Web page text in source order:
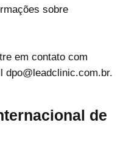
sobre
em contato com
dpo@leadclinic.com.br.
de